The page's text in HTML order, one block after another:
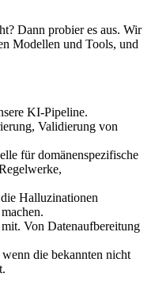
Dann probier es aus. Wir
Modellen und Tools, und
KI-Pipeline.
Validierung von
für domänenspezifische
Halluzinationen
Von Datenaufbereitung
die bekannten nicht